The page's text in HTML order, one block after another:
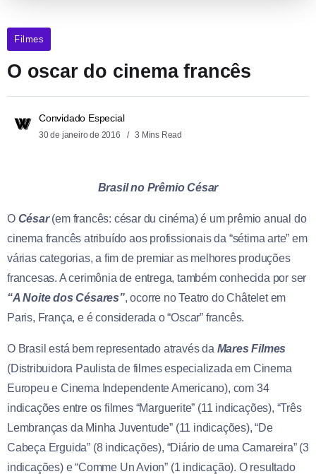
Filmes
O oscar do cinema francês
Convidado Especial
30 de janeiro de 2016 3 Mins Read
Brasil no Prêmio César
O César(em francês: césar du cinéma) é um prêmio anual do
cinema francês atribuído aos profissionais da “sétima arte” em
várias categorias, a fim de premiar as melhores produções
francesas. A cerimônia de entrega, também conhecida por ser
“A Noite dos Césares”, ocorre no Teatro do Châtelet em
Paris, França, e é considerada o “Oscar” francês.
O Brasil está bem representado através da Mares Filmes
(Distribuidora Paulista de filmes especializada em Cinema
Europeu e Cinema Independente Americano), com 34
indicações entre os filmes “Marguerite” (11 indicações), “Três
Lembranças da Minha Juventude” (11 indicações), “De
Cabeça Erguida” (8 indicações), “Diário de uma Camareira” (3
indicações) e “Comme Un Avion” (1 indicação). O resultado